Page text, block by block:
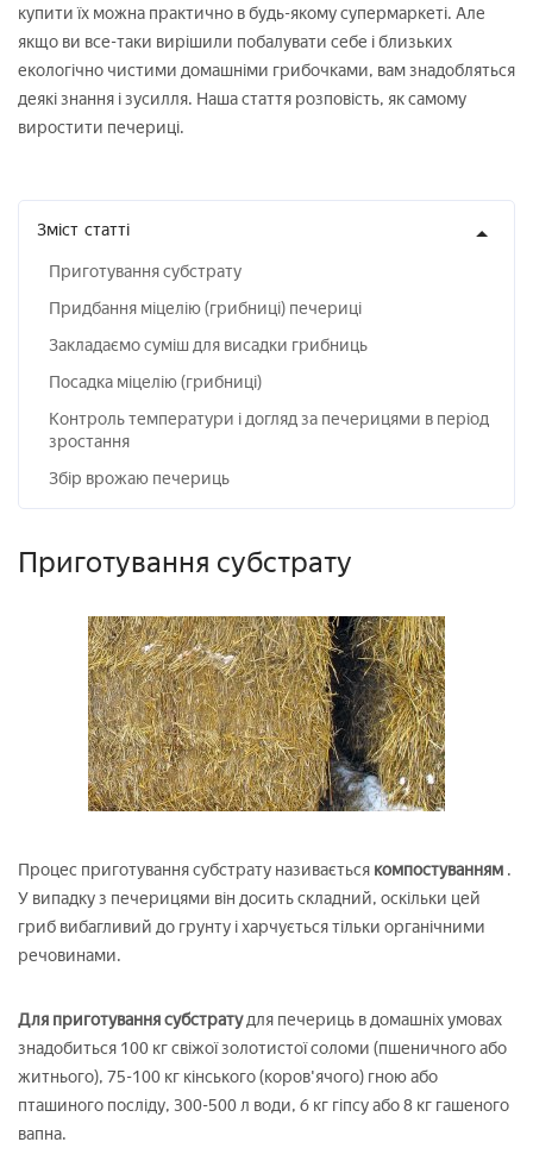
купити їх можна практично в будь-якому супермаркеті. Але
якщо ви все-таки вирішили побалувати себе і близьких
екологічно чистими домашніми грибочками, вам знадобляться
деякі знання і зусилля. Наша стаття розповість, як самому
виростити печериці.
Зміст статті
Приготування субстрату
Придбання міцелію (грибниці) печериці
Закладаємо суміш для висадки грибниць
Посадка міцелію (грибниці)
Контроль температури і догляд за печерицями в період
зростання
Збір врожаю печериць
Приготування субстрату
Процес приготування субстрату називається компостуванням .
У випадку з печерицями він досить складний, оскільки цей
гриб вибагливий до грунту і харчується тільки органічними
речовинами.
Для приготування субстратудля печериць в домашніх умовах
знадобиться 100 кг свіжої золотистої соломи (пшеничного або
житнього), 75-100 кг кінського (коров'ячого) гною або
пташиного посліду, 300-500 л води, 6 кг гіпсу або 8 кг гашеного
вапна.